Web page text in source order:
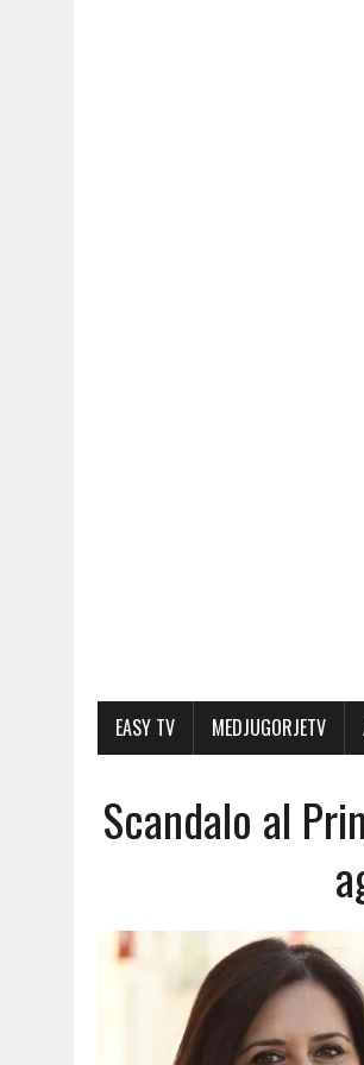
EASY TV MEDJUGORJETV
Scandalo al